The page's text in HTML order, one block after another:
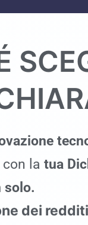
la tua
solo.
dei redditi